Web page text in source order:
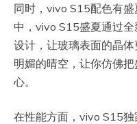
同时，vivo S15配色有
中，vivo S15盛夏通过
设计，让玻璃表面的晶
明媚的晴空，让你仿佛
心。
在性能方面，vivo S15